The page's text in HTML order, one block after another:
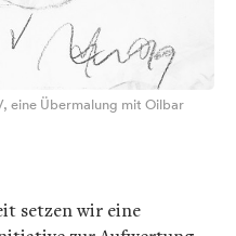
eine Übermalung mit Oilbar
setzen wir eine